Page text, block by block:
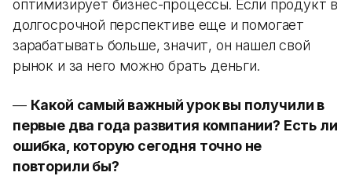
оптимизирует бизнес-процессы. Если продукт в
долгосрочной перспективе еще и помогает
зарабатывать больше, значит, он нашел свой
рынок и за него можно брать деньги.
— Какой самый важный урок вы получили в
первые два года развития компании? Есть ли
ошибка, которую сегодня точно не
повторили бы?